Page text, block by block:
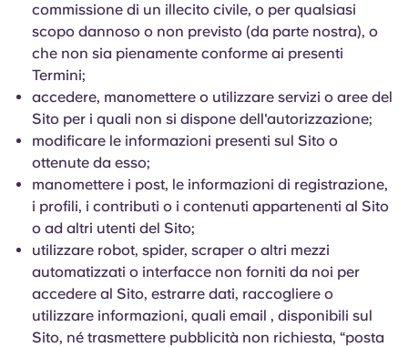
commissione di un illecito civile, o per qualsiasi
scopo dannoso o non previsto (da parte nostra), o
che non sia pienamente conforme ai presenti
Termini;
accedere, manomettere o utilizzare servizi o aree del
Sito per i quali non si dispone dell'autorizzazione;
modificare le informazioni presenti sul Sito o
ottenute da esso;
manomettere i post, le informazioni di registrazione,
i profili, i contributi o i contenuti appartenenti al Sito
o ad altri utenti del Sito;
utilizzare robot, spider, scraper o altri mezzi
automatizzati o interfacce non forniti da noi per
accedere al Sito, estrarre dati, raccogliere o
utilizzare informazioni, quali email , disponibili sul
Sito, né trasmettere pubblicità non richiesta, “posta